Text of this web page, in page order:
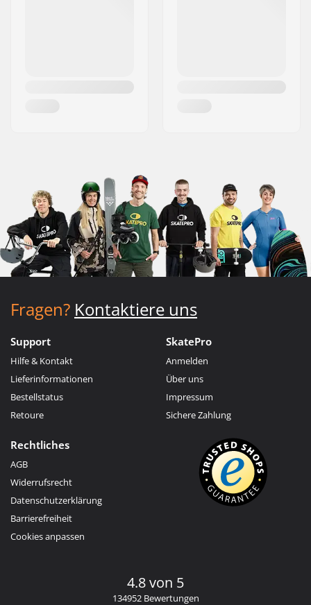
Fragen? Kontaktiere uns
Support
Hilfe & Kontakt
Lieferinformationen
Bestellstatus
Retoure
SkatePro
Anmelden
Über uns
Impressum
Sichere Zahlung
Rechtliches
AGB
Widerrufsrecht
Datenschutzerklärung
Barrierefreiheit
Cookies anpassen
4.8 von 5
134952 Bewertungen